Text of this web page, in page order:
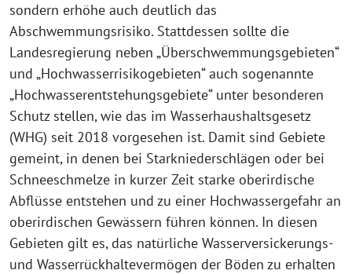
sondern erhöhe auch deutlich das
Abschwemmungsrisiko. Stattdessen sollte die
Landesregierung neben „Überschwemmungsgebieten“
und „Hochwasserrisikogebieten“ auch sogenannte
„Hochwasserentstehungsgebiete“ unter besonderen
Schutz stellen, wie das im Wasserhaushaltsgesetz
(WHG) seit 2018 vorgesehen ist. Damit sind Gebiete
gemeint, in denen bei Starkniederschlägen oder bei
Schneeschmelze in kurzer Zeit starke oberirdische
Abflüsse entstehen und zu einer Hochwassergefahr an
oberirdischen Gewässern führen können. In diesen
Gebieten gilt es, das natürliche Wasserversickerungs-
und Wasserrückhaltevermögen der Böden zu erhalten